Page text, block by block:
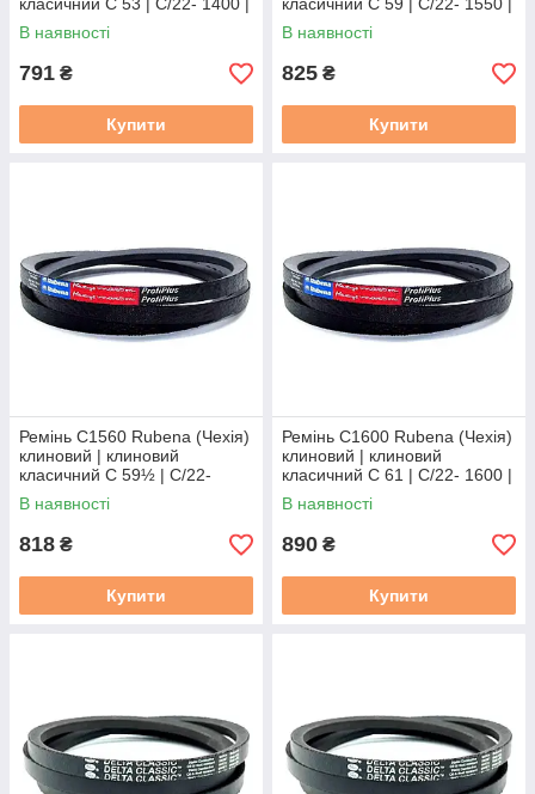
С(В)-1400
В наявності
791 ₴
Купити
С(В)-1550
В наявності
825 ₴
Купити
Ремінь C1560 Rubena (Чехія)
клиновий | клиновий
класичний C 59½ | C/22-
1560 | С(В)-1560
В наявності
818 ₴
Купити
Ремінь C1600 Rubena (Чехія)
клиновий | клиновий
класичний C 61 | C/22- 1600 |
С(В)-1600
В наявності
890 ₴
Купити